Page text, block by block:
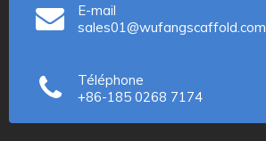
E-mail
sales01@wufangscaffold.com
Téléphone
+86-185 0268 7174